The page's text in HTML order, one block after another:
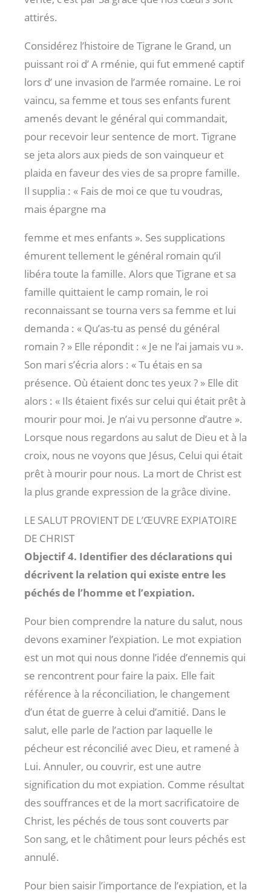
attirés.
Considérez l’histoire de Tigrane le Grand, un
puissant roi d’ A rménie, qui fut emmené captif
lors d’ une invasion de l’armée romaine. Le roi
vaincu, sa femme et tous ses enfants furent
amenés devant le général qui commandait,
pour recevoir leur sentence de mort. Tigrane
se jeta alors aux pieds de son vainqueur et
plaida en faveur des vies de sa propre famille.
Il supplia : « Fais de moi ce que tu voudras,
mais épargne ma
femme et mes enfants ». Ses supplications
émurent tellement le général romain qu’il
libéra toute la famille. Alors que Tigrane et sa
famille quittaient le camp romain, le roi
reconnaissant se tourna vers sa femme et lui
demanda : « Qu’as-tu as pensé du général
romain ? » Elle répondit : « Je ne l’ai jamais vu ».
Son mari s’écria alors : « Tu étais en sa
présence. Où étaient donc tes yeux ? » Elle dit
alors : « Ils étaient fixés sur celui qui était prêt à
mourir pour moi. Je n’ai vu personne d’autre ».
Lorsque nous regardons au salut de Dieu et à la
croix, nous ne voyons que Jésus, Celui qui était
prêt à mourir pour nous. La mort de Christ est
la plus grande expression de la grâce divine.
LE SALUT PROVIENT DE L’ŒUVRE EXPIATOIRE
DE CHRIST
Objectif 4. Identifier des déclarations qui
décrivent la relation qui existe entre les
péchés de l’homme et l’expiation.
Pour bien comprendre la nature du salut, nous
devons examiner l’expiation. Le mot expiation
est un mot qui nous donne l’idée d’ennemis qui
se rencontrent pour faire la paix. Elle fait
référence à la réconciliation, le changement
d’un état de guerre à celui d’amitié. Dans le
salut, elle parle de l’action par laquelle le
pécheur est réconcilié avec Dieu, et ramené à
Lui. Annuler, ou couvrir, est une autre
signification du mot expiation. Comme résultat
des souffrances et de la mort sacrificatoire de
Christ, les péchés de tous sont couverts par
Son sang, et le châtiment pour leurs péchés est
annulé.
Pour bien saisir l’importance de l’expiation, et la